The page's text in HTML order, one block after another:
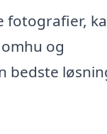
fotografier,
og
bedste